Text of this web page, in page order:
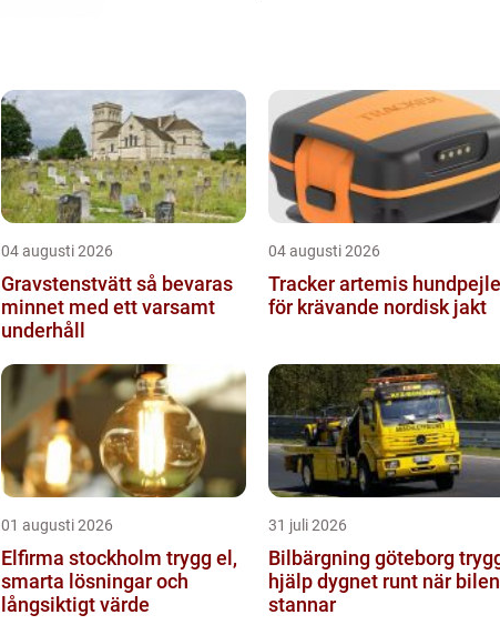
04 augusti 2026
Gravstenstvätt så bevaras
minnet med ett varsamt
underhåll
04 augusti 2026
Tracker artemis hundpejlen
för krävande nordisk jakt
01 augusti 2026
Elfirma stockholm trygg el,
smarta lösningar och
långsiktigt värde
31 juli 2026
Bilbärgning göteborg trygg
hjälp dygnet runt när bilen
stannar